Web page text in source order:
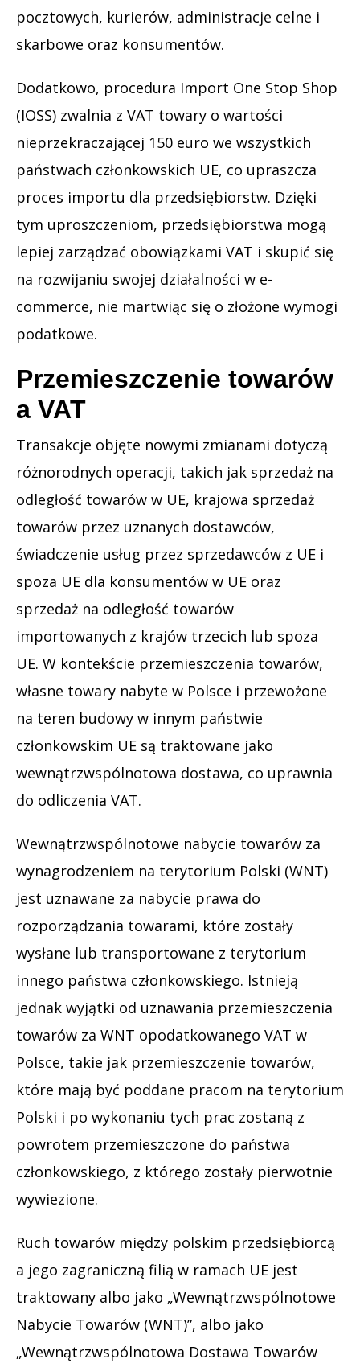
pocztowych, kurierów, administracje celne i
skarbowe oraz konsumentów.
Dodatkowo, procedura Import One Stop Shop
(IOSS) zwalnia z VAT towary o wartości
nieprzekraczającej 150 euro we wszystkich
państwach członkowskich UE, co upraszcza
proces importu dla przedsiębiorstw. Dzięki
tym uproszczeniom, przedsiębiorstwa mogą
lepiej zarządzać obowiązkami VAT i skupić się
na rozwijaniu swojej działalności w e-
commerce, nie martwiąc się o złożone wymogi
podatkowe.
Przemieszczenie towarów
a VAT
Transakcje objęte nowymi zmianami dotyczą
różnorodnych operacji, takich jak sprzedaż na
odległość towarów w UE, krajowa sprzedaż
towarów przez uznanych dostawców,
świadczenie usług przez sprzedawców z UE i
spoza UE dla konsumentów w UE oraz
sprzedaż na odległość towarów
importowanych z krajów trzecich lub spoza
UE. W kontekście przemieszczenia towarów,
własne towary nabyte w Polsce i przewożone
na teren budowy w innym państwie
członkowskim UE są traktowane jako
wewnątrzwspólnotowa dostawa, co uprawnia
do odliczenia VAT.
Wewnątrzwspólnotowe nabycie towarów za
wynagrodzeniem na terytorium Polski (WNT)
jest uznawane za nabycie prawa do
rozporządzania towarami, które zostały
wysłane lub transportowane z terytorium
innego państwa członkowskiego. Istnieją
jednak wyjątki od uznawania przemieszczenia
towarów za WNT opodatkowanego VAT w
Polsce, takie jak przemieszczenie towarów,
które mają być poddane pracom na terytorium
Polski i po wykonaniu tych prac zostaną z
powrotem przemieszczone do państwa
członkowskiego, z którego zostały pierwotnie
wywiezione.
Ruch towarów między polskim przedsiębiorcą
a jego zagraniczną filią w ramach UE jest
traktowany albo jako „Wewnątrzwspólnotowe
Nabycie Towarów (WNT)”, albo jako
„Wewnątrzwspólnotowa Dostawa Towarów